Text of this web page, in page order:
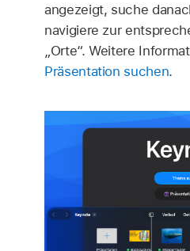
angezeigt, suche
navigiere zur
„Orte“. Weitere
Präsentation suchen.